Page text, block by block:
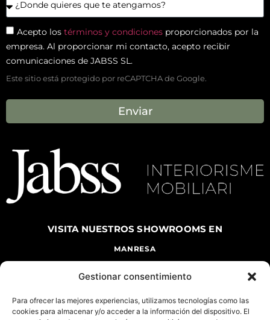
Gestionar consentimiento
Para ofrecer las mejores experiencias, utilizamos tecnologías como las
cookies para almacenar y/o acceder a la información del dispositivo. El
Acepto los términos y condiciones proporcionados por la
empresa. Al proporcionar mi contacto, acepto recibir
comunicaciones de JABSS SL.
Este sitio está protegido por reCAPTCHA de Google.
Enviar
VISITA NUESTROSSHOWROOMS EN
MANRESA
TEL. 938735266
DE LUNES A VIERNES DE 9 A 13 H Y DE 16 A
SÁBADO DE 10 A 14 H